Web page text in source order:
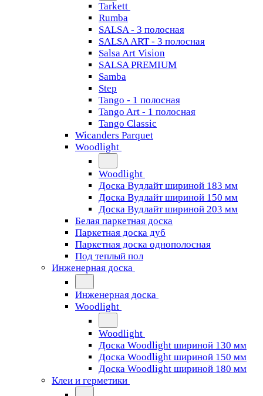
Tarkett
Rumba
SALSA - 3 полосная
SALSA ART - 3 полосная
Salsa Art Vision
SALSA PREMIUM
Samba
Step
Tango - 1 полосная
Tango Art - 1 полосная
Tango Classiс
Wicanders Parquet
Woodlight
Woodlight
Доска Вудлайт шириной 183 мм
Доска Вудлайт шириной 150 мм
Доска Вудлайт шириной 203 мм
Белая паркетная доска
Паркетная доска дуб
Паркетная доска однополосная
Под теплый пол
Инженерная доска
Инженерная доска
Woodlight
Woodlight
Доска Woodlight шириной 130 мм
Доска Woodlight шириной 150 мм
Доска Woodlight шириной 180 мм
Клеи и герметики